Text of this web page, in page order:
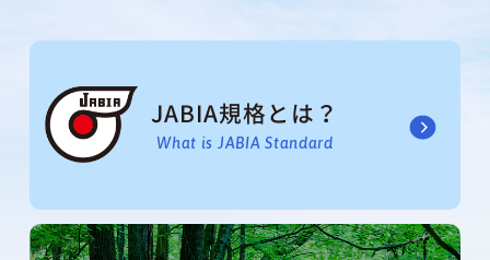
JABIA規格とは？
What is JABIA Standard